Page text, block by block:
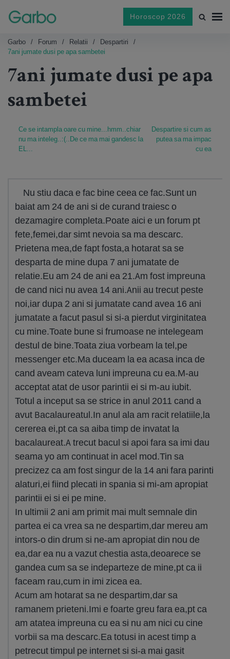
Horoscop 2026
Garbo Forum Relatii
Despartiri
7ani jumate dusi pe apa sambetei
7ani jumate dusi pe apa
sambetei
Ce se intampla oare cu mine...hmm..chiar
nu ma inteleg..:(..De ce ma mai gandesc la
EL...
Despartire si cum as
putea sa ma impac
cu ea
Nu stiu daca e fac bine ceea ce fac.Sunt un
baiat am 24 de ani si de curand traiesc o
dezamagire completa.Poate aici e un forum pt
fete,femei,dar simt nevoia sa ma descarc.
Prietena mea,de fapt fosta,a hotarat sa se
desparta de mine dupa 7 ani jumatate de
relatie.Eu am 24 de ani ea 21.Am fost impreuna
de cand nici nu avea 14 ani.Anii au trecut peste
noi,iar dupa 2 ani si jumatate cand avea 16 ani
jumatate a facut pasul si si-a pierdut virginitatea
cu mine.Toate bune si frumoase ne intelegeam
destul de bine.Toata ziua vorbeam la tel,pe
messenger etc.Ma duceam la ea acasa inca de
cand aveam cateva luni impreuna cu ea.M-au
acceptat atat de usor parintii ei si m-au iubit.
Totul a inceput sa se strice in anul 2011 cand a
avut Bacalaureatul.In anul ala am racit relatiile,la
cererea ei,pt ca sa aiba timp de invatat la
bacalaureat.A trecut bacul si apoi fara sa imi dau
seama yo am continuat in acel mod.Tin sa
precizez ca am fost singur de la 14 ani fara parinti
alaturi,ei fiind plecati in spania si mi-am apropiat
parintii ei si ei pe mine.
In ultimii 2 ani am primit mai mult semnale din
partea ei ca vrea sa ne despartim,dar mereu am
intors-o din drum si ne-am apropiat din nou de
ea,dar ea nu a vazut chestia asta,deoarece se
gandea cum sa se indeparteze de mine,pt ca ii
faceam rau,cum in imi zicea ea.
Acum am hotarat sa ne despartim,dar sa
ramanem prieteni.Imi e foarte greu fara ea,pt ca
am atatea impreuna cu ea si nu am nici cu cine
vorbii sa ma descarc.Ea totusi in acest timp a
petrecut timpul pe internet si si-a mai gasit